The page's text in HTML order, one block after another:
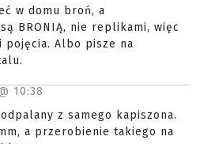
w domu broń, a
BRONIĄ, nie replikami, więc
pojęcia. Albo pisze na
10:38
z samego kapiszona.
a przerobienie takiego na